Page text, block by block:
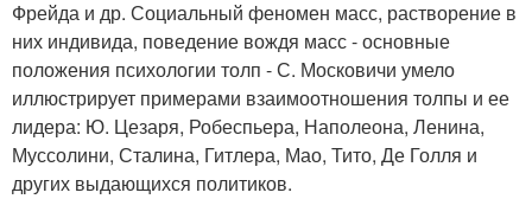
Фрейда и др. Социальный феномен масс, растворение в
них индивида, поведение вождя масс - основные
положения психологии толп - С. Московичи умело
иллюстрирует примерами взаимоотношения толпы и ее
лидера: Ю. Цезаря, Робеспьера, Наполеона, Ленина,
Муссолини, Сталина, Гитлера, Мао, Тито, Де Голля и
других выдающихся политиков.